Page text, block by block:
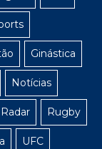
Ginástica
Notícias
Radar Rugby
UFC